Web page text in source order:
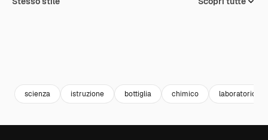
scienza istruzione bottiglia chimico laboratorio